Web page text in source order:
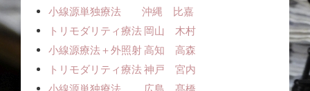
小線源単独療法 沖縄 比嘉
トリモダリティ療法 岡山 木村
小線源療法＋外照射 高知 高森
トリモダリティ療法 神戸 宮内